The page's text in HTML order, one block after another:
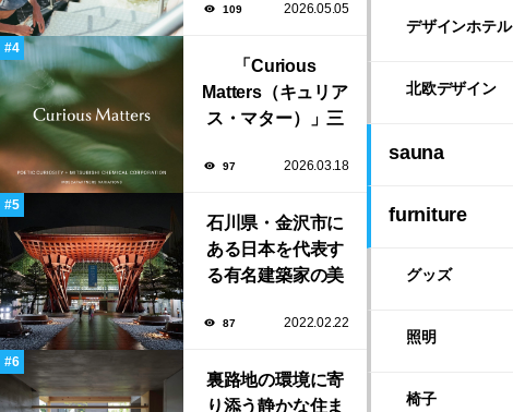
き方
109 2026.05.05
「Curious
Matters（キュリア
ス・マター）」三
ティック・キュリ
グ。ミラノデザイ
ンウィーク2026で
初出展
97 2026.03.18
石川県・金沢市に
ある日本を代表す
る有名建築家の美
87 2022.02.22
裏路地の環境に寄
り添う静かな住ま
デザインホテル
北欧デザイン
sauna
furniture
グッズ
照明
椅子